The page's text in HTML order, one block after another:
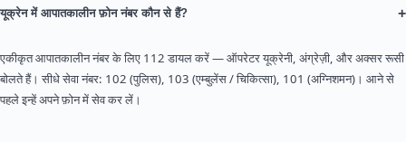
यूक्रेन में आपातकालीन फ़ोन नंबर कौन से हैं? +
एकीकृत आपातकालीन नंबर के लिए 112 डायल करें — ऑपरेटर यूक्रेनी, अंग्रेज़ी, और अक्सर रूसी
बोलते हैं। सीधे सेवा नंबर: 102 (पुलिस), 103 (एम्बुलेंस / चिकित्सा), 101 (अग्निशमन)। आने से
पहले इन्हें अपने फ़ोन में सेव कर लें।